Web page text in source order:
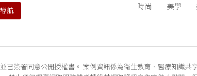
航
時尚
美學
已簽署同意公開授權書。 案例資訊係為衛生教育、醫療知識